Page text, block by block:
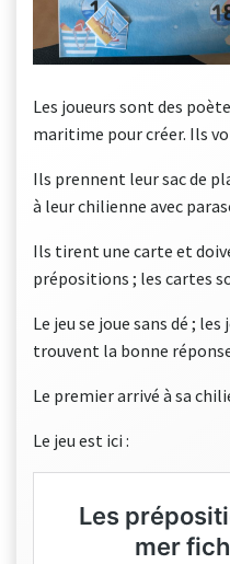
Les joueurs sont des
maritime pour créer. Ils
Ils prennent leur sac de
à leur chilienne avec
Ils tirent une carte et
prépositions ; les cartes
Le jeu se joue sans dé ; les
trouvent la bonne
Le premier arrivé à sa
Le jeu est ici :